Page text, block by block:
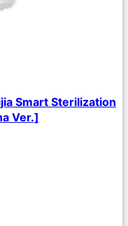
Smart Sterilization
Ver.]